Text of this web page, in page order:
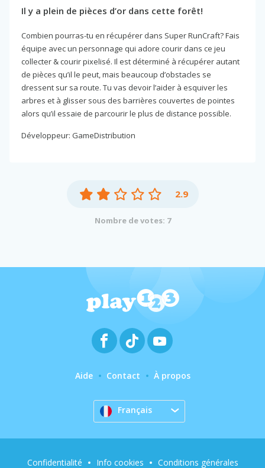
Il y a plein de pièces d’or dans cette forêt!
Combien pourras-tu en récupérer dans Super RunCraft? Fais
équipe avec un personnage qui adore courir dans ce jeu
collecter & courir pixelisé. Il est déterminé à récupérer autant
de pièces qu’il le peut, mais beaucoup d’obstacles se
dressent sur sa route. Tu vas devoir l’aider à esquiver les
arbres et à glisser sous des barrières couvertes de pointes
alors qu’il essaie de parcourir le plus de distance possible.
Développeur: GameDistribution
2.9
Nombre de votes: 7
Aide Contact À propos
Français
Confidentialité Info cookies Conditions générales